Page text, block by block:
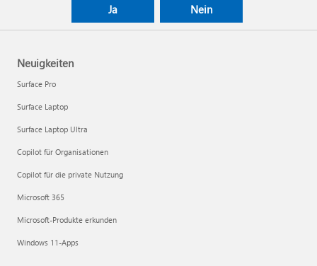
Ja Nein
Neuigkeiten
Surface Pro
Surface Laptop
Surface Laptop Ultra
Copilot für Organisationen
Copilot für die private Nutzung
Microsoft 365
Microsoft-Produkte erkunden
Windows 11-Apps